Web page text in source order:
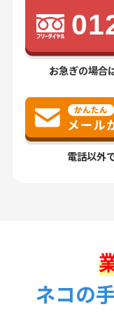
お急ぎの場合
電話以外
ネコの